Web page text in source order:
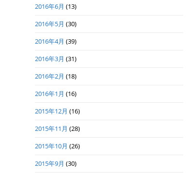
2016年6月 (13)
2016年5月 (30)
2016年4月 (39)
2016年3月 (31)
2016年2月 (18)
2016年1月 (16)
2015年12月 (16)
2015年11月 (28)
2015年10月 (26)
2015年9月 (30)